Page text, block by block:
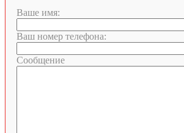
Ваше имя:
Ваш номер телефона:
Сообщение